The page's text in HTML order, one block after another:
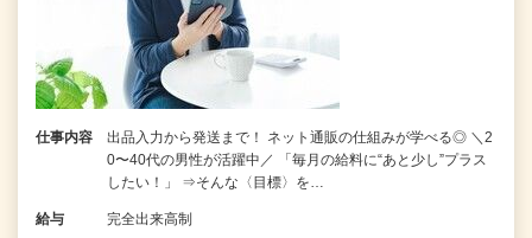
仕事内容
出品入力から発送まで！ ネット通販の仕組みが学べる◎ ＼2
0〜40代の男性が活躍中／ 「毎月の給料に“あと少し”プラス
したい！」 ⇒そんな〈目標〉を…
給与 完全出来高制